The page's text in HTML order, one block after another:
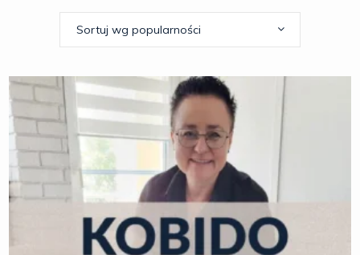
Sortuj wg popularności